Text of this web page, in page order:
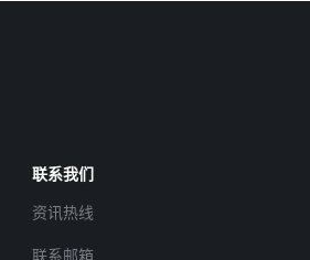
联系我们
资讯热线
联系邮箱